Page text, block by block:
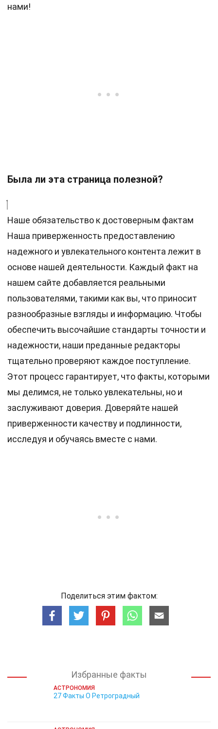
нами!
Была ли эта страница полезной?
Наше обязательство к достоверным фактам
Наша приверженность предоставлению
надежного и увлекательного контента лежит в
основе нашей деятельности. Каждый факт на
нашем сайте добавляется реальными
пользователями, такими как вы, что приносит
разнообразные взгляды и информацию. Чтобы
обеспечить высочайшие стандарты точности и
надежности, наши преданные редакторы
тщательно проверяют каждое поступление.
Этот процесс гарантирует, что факты, которыми
мы делимся, не только увлекательны, но и
заслуживают доверия. Доверяйте нашей
приверженности качеству и подлинности,
исследуя и обучаясь вместе с нами.
Поделиться этим фактом:
Избранные факты
АСТРОНОМИЯ
27 Факты О Ретроградный